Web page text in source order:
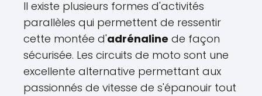
Il existe plusieurs formes d'activités
parallèles qui permettent de ressentir
cette montée d'adrénaline de façon
sécurisée. Les circuits de moto sont une
excellente alternative permettant aux
passionnés de vitesse de s'épanouir tout